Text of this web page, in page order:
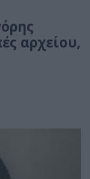
αρχείου,